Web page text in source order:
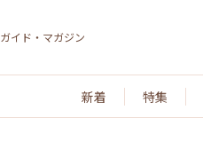
ガイド・マガジン
新着 特集